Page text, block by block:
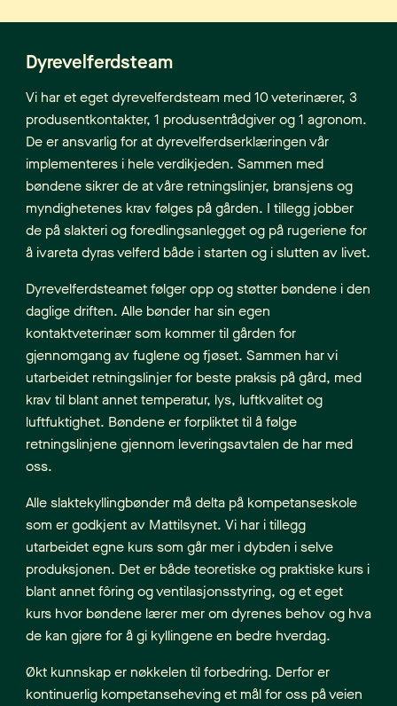
Dyrevelferdsteam
Vi har et eget dyrevelferdsteam med 10 veterinærer, 3
produsentkontakter, 1 produsentrådgiver og 1 agronom.
De er ansvarlig for at dyrevelferdserklæringen vår
implementeres i hele verdikjeden. Sammen med
bøndene sikrer de at våre retningslinjer, bransjens og
myndighetenes krav følges på gården. I tillegg jobber
de på slakteri og foredlingsanlegget og på rugeriene for
å ivareta dyras velferd både i starten og i slutten av livet.
Dyrevelferdsteamet følger opp og støtter bøndene i den
daglige driften. Alle bønder har sin egen
kontaktveterinær som kommer til gården for
gjennomgang av fuglene og fjøset. Sammen har vi
utarbeidet retningslinjer for beste praksis på gård, med
krav til blant annet temperatur, lys, luftkvalitet og
luftfuktighet. Bøndene er forpliktet til å følge
retningslinjene gjennom leveringsavtalen de har med
oss.
Alle slaktekyllingbønder må delta på kompetanseskole
som er godkjent av Mattilsynet. Vi har i tillegg
utarbeidet egne kurs som går mer i dybden i selve
produksjonen. Det er både teoretiske og praktiske kurs i
blant annet fôring og ventilasjonsstyring, og et eget
kurs hvor bøndene lærer mer om dyrenes behov og hva
de kan gjøre for å gi kyllingene en bedre hverdag.
Økt kunnskap er nøkkelen til forbedring. Derfor er
kontinuerlig kompetanseheving et mål for oss på veien